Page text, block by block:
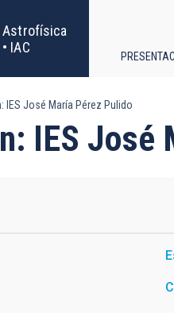
IAC
IES José María Pérez Pulido
IES José